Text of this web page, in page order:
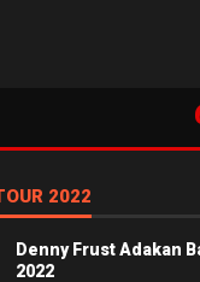
2022
Denny Frust Adakan
2022